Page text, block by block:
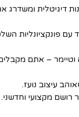
דיגיטלית
פונקציונליות
עיצוב נועז.
מקצועי וחדשני.